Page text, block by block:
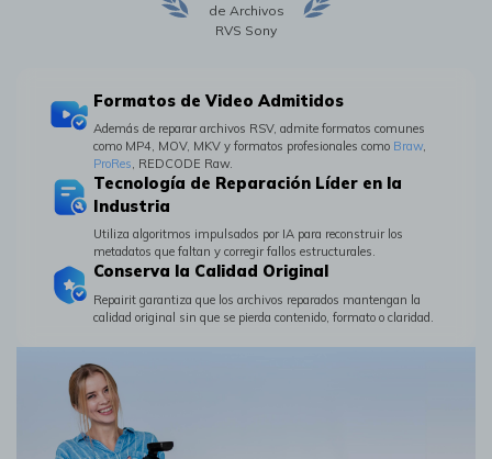
de Archivos
RVS Sony
Formatos de Video Admitidos
Además de reparar archivos RSV, admite formatos comunes
como MP4, MOV, MKV y formatos profesionales como Braw,
ProRes, REDCODE Raw.󠀲󠀩󠀤󠀳
Tecnología de Reparación Líder en la
Industria󠀲󠀩󠀦󠀳
Utiliza algoritmos impulsados por IA para reconstruir los
metadatos que faltan y corregir fallos estructurales.󠀲󠀩󠀧󠀳
Conserva la Calidad Original
Repairit garantiza que los archivos reparados mantengan la
calidad original sin que se pierda contenido, formato o claridad.